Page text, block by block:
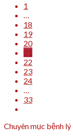
1
…
18
19
20
21
22
23
24
…
33
Chuyên mục bệnh lý